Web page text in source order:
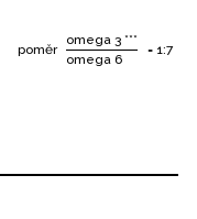
poměr
omega 3 ***
omega 6
= 1:7